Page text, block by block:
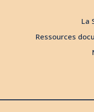
La
Ressources